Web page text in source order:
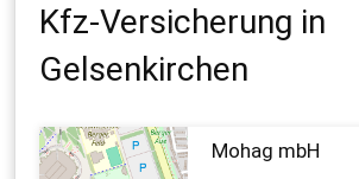
Kfz-Versicherung in
Gelsenkirchen
Mohag mbH